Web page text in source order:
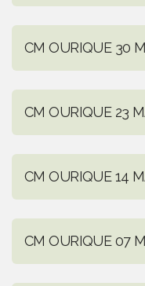
CM OURIQUE 30
CM OURIQUE 23
CM OURIQUE 14
CM OURIQUE 07